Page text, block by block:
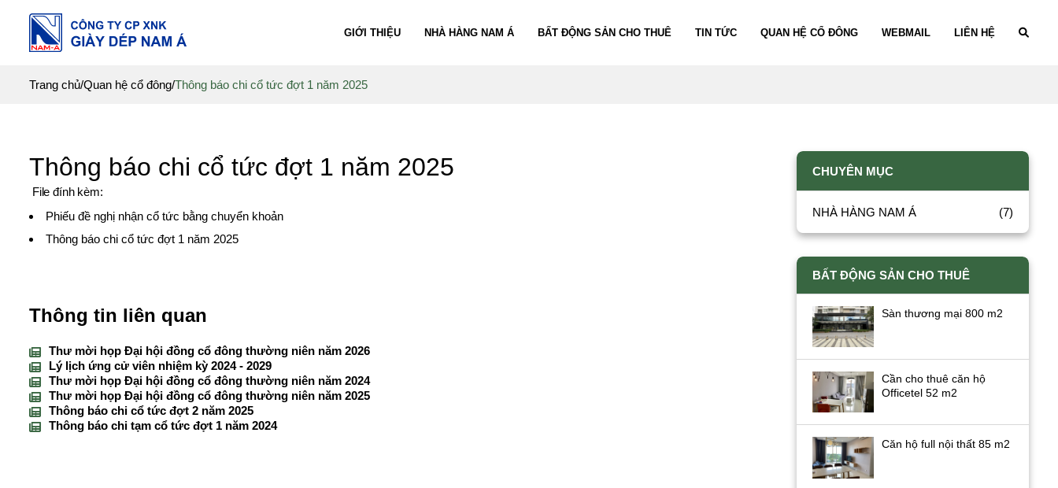
GIỚI THIỆU NHÀ HÀNG NAM Á BẤT ĐỘNG SẢN CHO THUÊ TIN TỨC QUAN HỆ CỔ ĐÔNG WEBMAIL LIÊN HỆ
Trang chủ/Quan hệ cổ đông/Thông báo chi cổ tức đợt 1 năm 2025
Thông báo chi cổ tức đợt 1 năm 2025
File đính kèm:
Phiếu đề nghị nhận cổ tức bằng chuyển khoản
Thông báo chi cổ tức đợt 1 năm 2025
Thông tin liên quan
Thư mời họp Đại hội đồng cổ đông thường niên năm 2026
Lý lịch ứng cử viên nhiệm kỳ 2024 - 2029
Thư mời họp Đại hội đồng cổ đông thường niên năm 2024
Thư mời họp Đại hội đồng cổ đông thường niên năm 2025
Thông báo chi cổ tức đợt 2 năm 2025
Thông báo chi tạm cổ tức đợt 1 năm 2024
CHUYÊN MỤC
NHÀ HÀNG NAM Á (7)
BẤT ĐỘNG SẢN CHO THUÊ
Sàn thương mại 800 m2
Cần cho thuê căn hộ
Officetel 52 m2
Căn hộ full nội thất 85 m2